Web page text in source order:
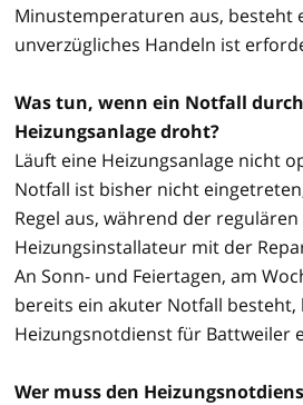
Minustemperaturen aus, besteht
unverzügliches Handeln ist
Was tun, wenn ein Notfall
Heizungsanlage droht?
Läuft eine Heizungsanlage nicht
Notfall ist bisher nicht
Regel aus, während der
Heizungsinstallateur mit der
An Sonn- und Feiertagen, am
bereits ein akuter Notfall besteht,
Heizungsnotdienst für Battweiler
Wer muss den